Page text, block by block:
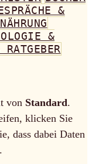
&
&
RATGEBER
von Standard.
klicken Sie
dass dabei Daten